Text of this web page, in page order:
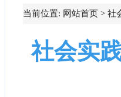
当前位置: 网站首页 > 社
社会实